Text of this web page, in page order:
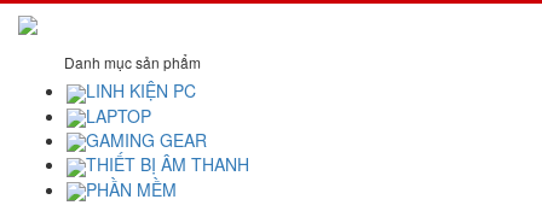
Danh mục sản phẩm
LINH KIỆN PC
LAPTOP
GAMING GEAR
THIẾT BỊ ÂM THANH
PHẦN MỀM